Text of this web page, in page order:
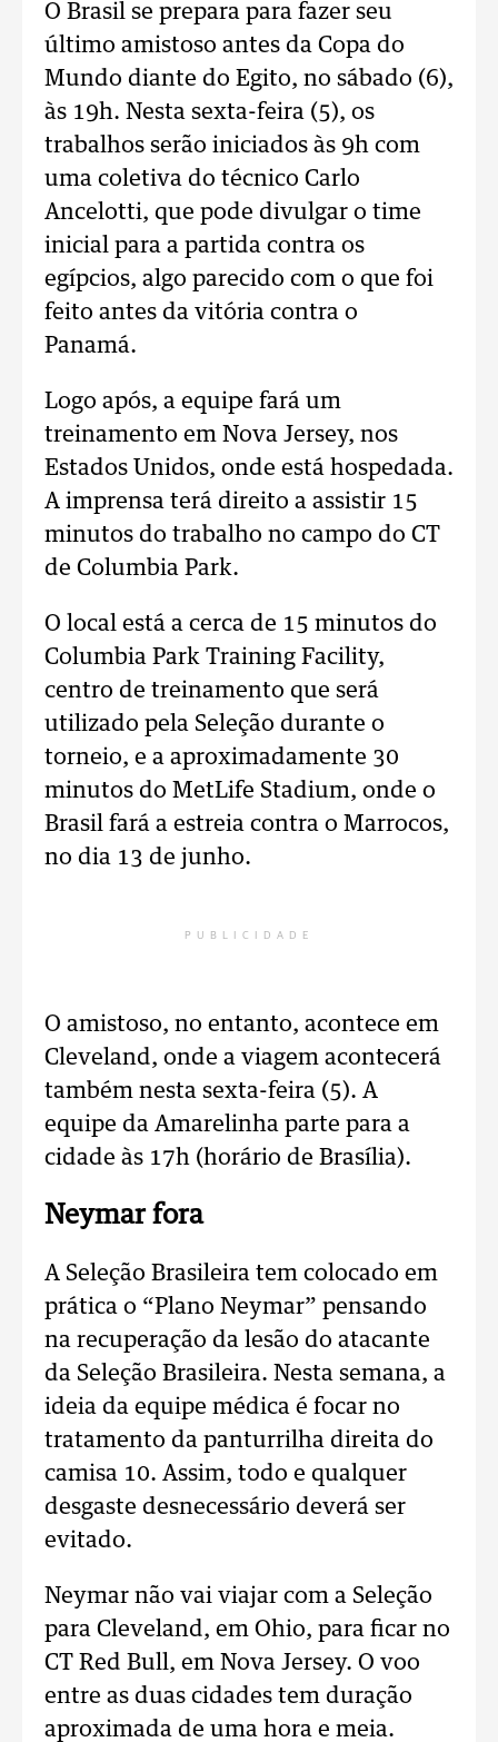
O Brasil se prepara para fazer seu
último amistoso antes da Copa do
Mundo diante do Egito, no sábado (6),
às 19h. Nesta sexta-feira (5), os
trabalhos serão iniciados às 9h com
uma coletiva do técnico Carlo
Ancelotti, que pode divulgar o time
inicial para a partida contra os
egípcios, algo parecido com o que foi
feito antes da vitória contra o
Panamá.
Logo após, a equipe fará um
treinamento em Nova Jersey, nos
Estados Unidos, onde está hospedada.
A imprensa terá direito a assistir 15
minutos do trabalho no campo do CT
de Columbia Park.
O local está a cerca de 15 minutos do
Columbia Park Training Facility,
centro de treinamento que será
utilizado pela Seleção durante o
torneio, e a aproximadamente 30
minutos do MetLife Stadium, onde o
Brasil fará a estreia contra o Marrocos,
no dia 13 de junho.
PUBLICIDADE
O amistoso, no entanto, acontece em
Cleveland, onde a viagem acontecerá
também nesta sexta-feira (5). A
equipe da Amarelinha parte para a
cidade às 17h (horário de Brasília).
Neymar fora
A Seleção Brasileira tem colocado em
prática o “Plano Neymar” pensando
na recuperação da lesão do atacante
da Seleção Brasileira. Nesta semana, a
ideia da equipe médica é focar no
tratamento da panturrilha direita do
camisa 10. Assim, todo e qualquer
desgaste desnecessário deverá ser
evitado.
Neymar não vai viajar com a Seleção
para Cleveland, em Ohio, para ficar no
CT Red Bull, em Nova Jersey. O voo
entre as duas cidades tem duração
aproximada de uma hora e meia.